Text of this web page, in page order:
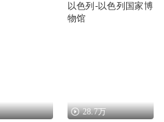
以色列-以色列国家博
物馆
28.7万